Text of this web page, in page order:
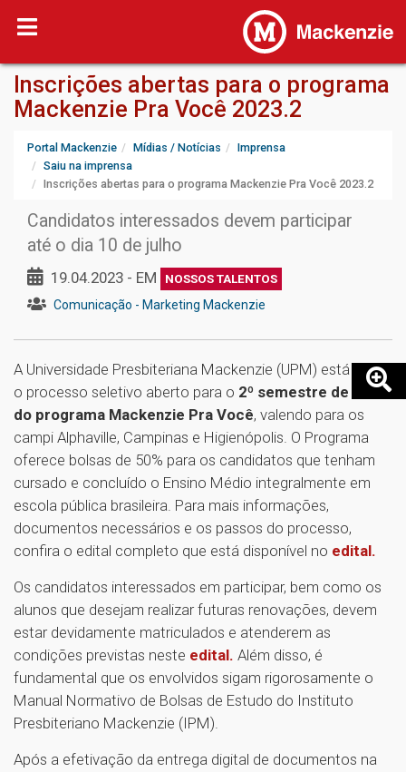
Inscrições abertas para o programa
Mackenzie Pra Você 2023.2
Portal Mackenzie Mídias / Notícias
Imprensa
Saiu na imprensa
Inscrições abertas para o programa Mackenzie Pra Você 2023.2
Candidatos interessados devem participar
até o dia 10 de julho
19.04.2023 - EM NOSSOS TALENTOS
Comunicação - Marketing Mackenzie
A Universidade Presbiteriana Mackenzie (UPM) está com
o processo seletivo aberto para o 2º semestre de 2023
do programa Mackenzie Pra Você, valendo para os
campi Alphaville, Campinas e Higienópolis. O Programa
oferece bolsas de 50% para os candidatos que tenham
cursado e concluído o Ensino Médio integralmente em
escola pública brasileira. Para mais informações,
documentos necessários e os passos do processo,
confira o edital completo que está disponível no edital.
Os candidatos interessados em participar, bem como os
alunos que desejam realizar futuras renovações, devem
estar devidamente matriculados e atenderem as
condições previstas neste edital. Além disso, é
fundamental que os envolvidos sigam rigorosamente o
Manual Normativo de Bolsas de Estudo do Instituto
Presbiteriano Mackenzie (IPM).
Após a efetivação da entrega digital de documentos na